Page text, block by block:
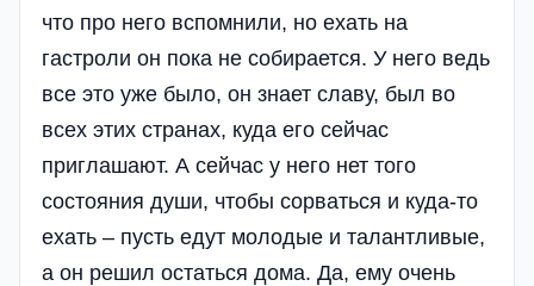
что про него вспомнили, но ехать на
гастроли он пока не собирается. У него ведь
все это уже было, он знает славу, был во
всех этих странах, куда его сейчас
приглашают. А сейчас у него нет того
состояния души, чтобы сорваться и куда-то
ехать – пусть едут молодые и талантливые,
а он решил остаться дома. Да, ему очень